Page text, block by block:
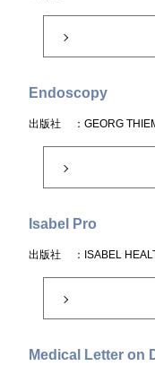
Endoscopy
出版社 ：GEORG
Isabel Pro
出版社 ：ISABEL
Medical Letter on